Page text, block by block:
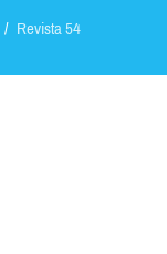
Revista 54